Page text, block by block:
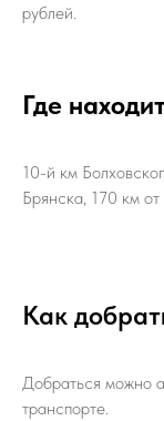
рублей.
Где
10-й км
Брянска, 170 км
Как
Добраться можно
транспорте.